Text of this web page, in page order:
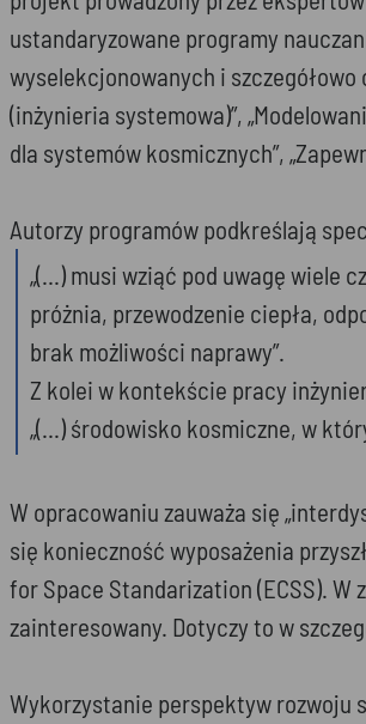
ustandaryzowane programy
wyselekcjonowanych i
(inżynieria systemowa)”,
dla systemów kosmicznych”,
Autorzy programów podkreślają
„(…) musi wziąć pod uwagę wiele
próżnia, przewodzenie ciepła,
brak możliwości naprawy”.
Z kolei w kontekście pracy
„(…) środowisko kosmiczne, w
W opracowaniu zauważa się
się konieczność wyposażenia
for Space Standarization (ECSS).
zainteresowany. Dotyczy to w
Wykorzystanie perspektyw rozwoju